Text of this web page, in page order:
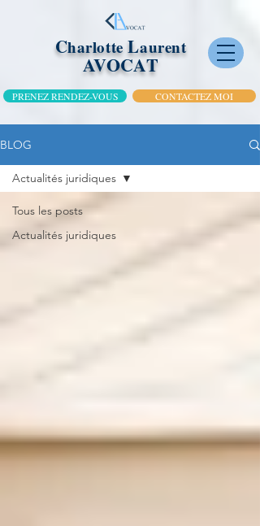
CharlotteLaurent
AVOCAT
PRENEZ RENDEZ-VOUS CONTACTEZ MOI
BLOG
Tous les posts
Actualités juridiques
Actualités juridiques